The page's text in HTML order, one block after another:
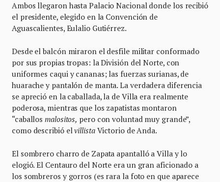
Ambos llegaron hasta Palacio Nacional donde los recibió
el presidente, elegido en la Convención de
Aguascalientes, Eulalio Gutiérrez.
Desde el balcón miraron el desfile militar conformado
por sus propias tropas: la División del Norte, con
uniformes caqui y cananas; las fuerzas surianas, de
huarache y pantalón de manta. La verdadera diferencia
se apreció en la caballada, la de Villa era realmente
poderosa, mientras que los zapatistas montaron
“caballosmalositos, pero con voluntad muy grande”,
como describió elvillistaVictorio de Anda.
El sombrero charro de Zapata apantalló a Villa y lo
elogió. El Centauro del Norte era un gran aficionado a
los sombreros y gorros (es rara la foto en que aparece